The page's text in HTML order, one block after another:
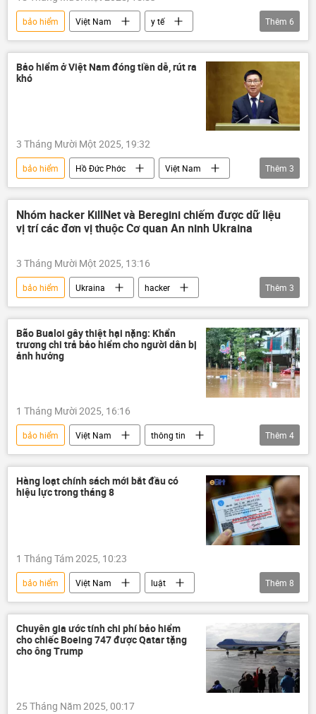
bảo hiểm Việt Nam
y tế
Pháp luật
bệnh
bệnh nhân
bệnh viện
Phú Thọ
Công an Phú Thọ
Thêm 6
Bảo hiểm ở Việt Nam đóng tiền dễ, rút ra
khó
3 Tháng Mười Một 2025, 19:32
bảo hiểm Hồ Đức Phớc
Việt Nam
Chính trị
Pháp luật doanh nghiệp
Thêm 3
Nhóm hacker KillNet và Beregini chiếm được dữ liệu
vị trí các đơn vị thuộc Cơ quan An ninh Ukraina
3 Tháng Mười Một 2025, 13:16
bảo hiểm Ukraina
hacker
Cơ quan An ninh Ukraina (SBU)
tấn công
Nga
Thêm 3
Bão Bualoi gây thiệt hại nặng: Khẩn
trương chi trả bảo hiểm cho người dân bị
ảnh hưởng
1 Tháng Mười 2025, 16:16
bảo hiểm Việt Nam
thông tin
Mưa bão, lũ lụt lịch sử, thiên tai kinh hoàng ở Việt Nam
cơn bão
Xã hội thiên tai
Thêm 4
Hàng loạt chính sách mới bắt đầu có
hiệu lực trong tháng 8
1 Tháng Tám 2025, 10:23
bảo hiểm Việt Nam
luật
Pháp luật
Chính sách
Chính phủ
y tế
Bộ Y Tế Việt Nam
doanh nghiệp
công nghệ
Thêm 8
Chuyên gia ước tính chi phí bảo hiểm
cho chiếc Boeing 747 được Qatar tặng
cho ông Trump
25 Tháng Năm 2025, 00:17